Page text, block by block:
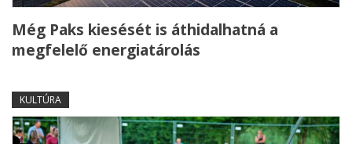
Még Paks kiesését is áthidalhatná a
megfelelő energiatárolás
KULTÚRA